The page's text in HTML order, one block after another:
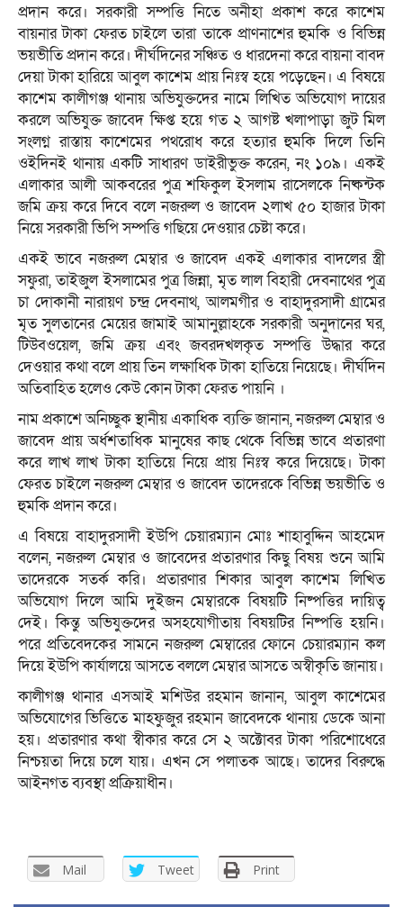
প্রদান করে। সরকারী সম্পত্তি নিতে অনীহা প্রকাশ করে কাশেম
বায়নার টাকা ফেরত চাইলে তারা তাকে প্রাণনাশের হুমকি ও বিভিন্ন
ভয়ভীতি প্রদান করে। দীর্ঘদিনের সঞ্চিত ও ধারদেনা করে বায়না বাবদ
দেয়া টাকা হারিয়ে আবুল কাশেম প্রায় নিঃস্ব হয়ে পড়েছেন। এ বিষয়ে
কাশেম কালীগঞ্জ থানায় অভিযুক্তদের নামে লিখিত অভিযোগ দায়ের
করলে অভিযুক্ত জাবেদ ক্ষিপ্ত হয়ে গত ২ আগষ্ট খলাপাড়া জুট মিল
সংলগ্ন রাস্তায় কাশেমের পথরোধ করে হত্যার হুমকি দিলে তিনি
ওইদিনই থানায় একটি সাধারণ ডাইরীভুক্ত করেন, নং ১০৯। একই
এলাকার আলী আকবরের পুত্র শফিকুল ইসলাম রাসেলকে নিষ্কন্টক
জমি ক্রয় করে দিবে বলে নজরুল ও জাবেদ ২লাখ ৫০ হাজার টাকা
নিয়ে সরকারী ভিপি সম্পত্তি গছিয়ে দেওয়ার চেষ্টা করে।
একই ভাবে নজরুল মেম্বার ও জাবেদ একই এলাকার বাদলের স্ত্রী
সফুরা, তাইজুল ইসলামের পুত্র জিন্না, মৃত লাল বিহারী দেবনাথের পুত্র
চা দোকানী নারায়ণ চন্দ্র দেবনাথ, আলমগীর ও বাহাদুরসাদী গ্রামের
মৃত সুলতানের মেয়ের জামাই আমানুল্লাহকে সরকারী অনুদানের ঘর,
টিউবওয়েল, জমি ক্রয় এবং জবরদখলকৃত সম্পত্তি উদ্ধার করে
দেওয়ার কথা বলে প্রায় তিন লক্ষাধিক টাকা হাতিয়ে নিয়েছে। দীর্ঘদিন
অতিবাহিত হলেও কেউ কোন টাকা ফেরত পায়নি ।
নাম প্রকাশে অনিচ্ছুক স্থানীয় একাধিক ব্যক্তি জানান, নজরুল মেম্বার ও
জাবেদ প্রায় অর্ধশতাধিক মানুষের কাছ থেকে বিভিন্ন ভাবে প্রতারণা
করে লাখ লাখ টাকা হাতিয়ে নিয়ে প্রায় নিঃস্ব করে দিয়েছে। টাকা
ফেরত চাইলে নজরুল মেম্বার ও জাবেদ তাদেরকে বিভিন্ন ভয়ভীতি ও
হুমকি প্রদান করে।
এ বিষয়ে বাহাদুরসাদী ইউপি চেয়ারম্যান মোঃ শাহাবুদ্দিন আহমেদ
বলেন, নজরুল মেম্বার ও জাবেদের প্রতারণার কিছু বিষয় শুনে আমি
তাদেরকে সতর্ক করি। প্রতারণার শিকার আবুল কাশেম লিখিত
অভিযোগ দিলে আমি দুইজন মেম্বারকে বিষয়টি নিষ্পত্তির দায়িত্ব
দেই। কিন্তু অভিযুক্তদের অসহযোগীতায় বিষয়টির নিষ্পত্তি হয়নি।
পরে প্রতিবেদকের সামনে নজরুল মেম্বারের ফোনে চেয়ারম্যান কল
দিয়ে ইউপি কার্যালয়ে আসতে বললে মেম্বার আসতে অস্বীকৃতি জানায়।
কালীগঞ্জ থানার এসআই মশিউর রহমান জানান, আবুল কাশেমের
অভিযোগের ভিত্তিতে মাহফুজুর রহমান জাবেদকে থানায় ডেকে আনা
হয়। প্রতারণার কথা স্বীকার করে সে ২ অক্টোবর টাকা পরিশোধেরে
নিশ্চয়তা দিয়ে চলে যায়। এখন সে পলাতক আছে। তাদের বিরুদ্ধে
আইনগত ব্যবস্থা প্রক্রিয়াধীন।
Mail Tweet Print